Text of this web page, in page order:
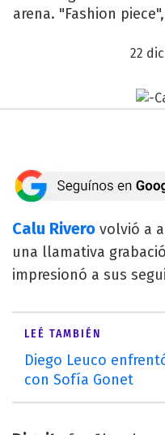
arena. "Fashion
22
Calu Rivero volvió a
una llamativa
impresionó a sus
LEÉ TAMBIÉN
Diego Leuco
con Sofía Gonet